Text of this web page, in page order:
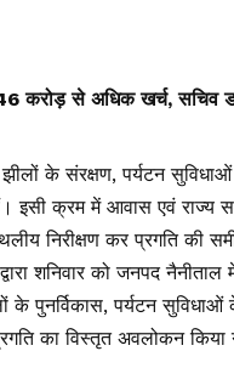
करोड़ से अधिक खर्च, सचिव
के संरक्षण, पर्यटन
इसी क्रम में आवास एवं राज्य
निरीक्षण कर प्रगति की
शनिवार को जनपद नैनीताल
के पुनर्विकास, पर्यटन सुविधाओं
का विस्तृत अवलोकन किया